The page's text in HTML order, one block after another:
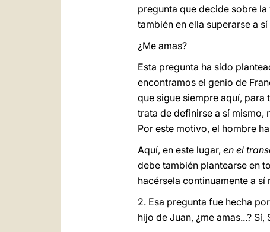
pregunta que decide sobre
también en ella superarse a
¿Me amas?
Esta pregunta ha sido
encontramos el genio de
que sigue siempre aquí,
trata de definirse a sí mismo,
Por este motivo, el hombre
Aquí, en este lugar, en el
debe también plantearse en
hacérsela continuamente a sí
2. Esa pregunta fue hecha
hijo de Juan, ¿me amas...?